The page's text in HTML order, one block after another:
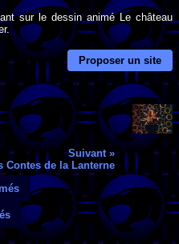
sur le dessin animé Le château
Proposer un site
Suivant »
Contes de la Lanterne